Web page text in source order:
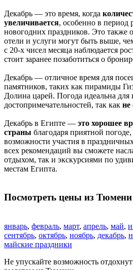
Декабрь — это время, когда
увеличивается, особенно в период
новогодних праздников. Это также
отели и услуги могут быть выше,
с 20-х чисел месяца наблюдается
стоит заранее позаботиться о
Декабрь — отличное время для
памятников, таких как пирамиды
Долина царей. Погода идеальна для
достопримечательностей, так как
Декабрь в Египте — это хорошее
страны благодаря приятной
возможности участия в
всех рекомендаций вы сможете
отдыхом, так и экскурсиями по
местам Египта.
Посмотреть цены из
январь, февраль, март, апрель, май,
сентябрь, октябрь, ноябрь, декабрь,
майские праздники
Не упускайте возможность